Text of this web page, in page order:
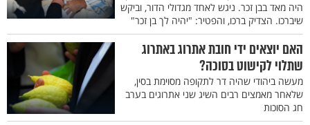
היה מאד בבן זכר. ניגש לאחד מגדולי הדור, וביקש
שיברכו. הצדיק ברכו, והפטיר: "יהיה לך בן זכר"
האם יוצאים ידי חובת אתרוג באתרוג
שתלוי לקישוט בסוכה?
מעשה ביהודי שהיה דר לתקופה מסוימת בסין,
שלאחר מאמצים רבים השיג שני אתרוגים בערב
חג הסוכות